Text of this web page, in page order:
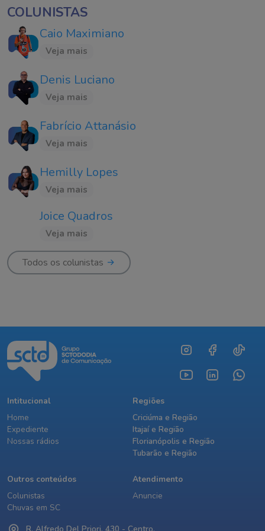
COLUNISTAS
Caio Maximiano
Veja mais
Denis Luciano
Veja mais
Fabrício Attanásio
Veja mais
Hemilly Lopes
Veja mais
Joice Quadros
Veja mais
Todos os colunistas
Intitucional
Home
Expediente
Nossas rádios
Regiões
Criciúma e Região
Itajaí e Região
Florianópolis e Região
Tubarão e Região
Outros conteúdos
Colunistas
Chuvas em SC
Atendimento
Anuncie